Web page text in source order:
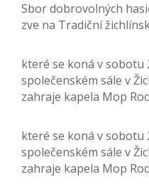
Sbor dobrovolných
zve na Tradiční
které se koná v sobotu
společenském sále v
zahraje kapela Mop
které se koná v sobotu
společenském sále v
zahraje kapela Mop